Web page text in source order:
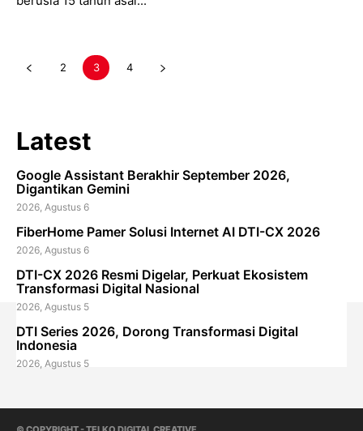
2 3 4
Latest
Google Assistant Berakhir September 2026,
Digantikan Gemini
2026, Agustus 6
FiberHome Pamer Solusi Internet AI DTI-CX 2026
2026, Agustus 6
DTI-CX 2026 Resmi Digelar, Perkuat Ekosistem
Transformasi Digital Nasional
2026, Agustus 5
DTI Series 2026, Dorong Transformasi Digital
Indonesia
2026, Agustus 5